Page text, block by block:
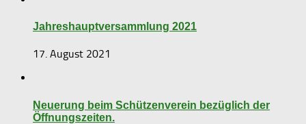
Jahreshauptversammlung 2021
17. August 2021
Neuerung beim Schützenverein bezüglich der
Öffnungszeiten.